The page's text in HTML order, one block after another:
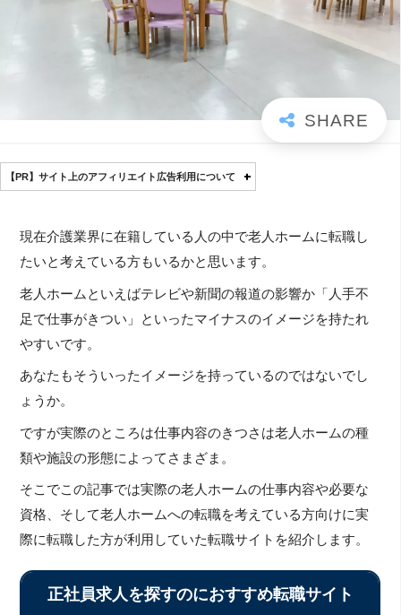
【PR】サイト上のアフィリエイト広告利用について
現在介護業界に在籍している人の中で老人ホームに転職し
たいと考えている方もいるかと思います。
老人ホームといえばテレビや新聞の報道の影響か「人手不
足で仕事がきつい」といったマイナスのイメージを持たれ
やすいです。
あなたもそういったイメージを持っているのではないでし
ょうか。
ですが実際のところは仕事内容のきつさは老人ホームの種
類や施設の形態によってさまざま。
そこでこの記事では実際の老人ホームの仕事内容や必要な
資格、そして老人ホームへの転職を考えている方向けに実
際に転職した方が利用していた転職サイトを紹介します。
正社員求人を探すのにおすすめ転職サイト